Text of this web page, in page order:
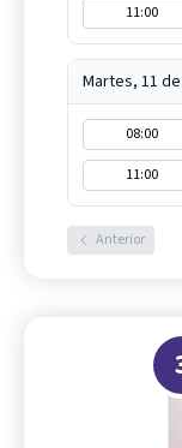
11:00
Martes, 11
08:00
11:00
Anterior